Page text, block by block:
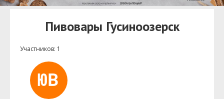
Пивовары Гусиноозерск
Участников: 1